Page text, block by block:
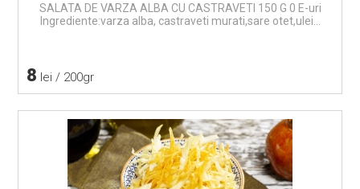
SALATA DE VARZA ALBA CU CASTRAVETI 150 G 0 E-uri
Ingrediente:varza alba, castraveti murati,sare otet,ulei...
8 lei / 200gr